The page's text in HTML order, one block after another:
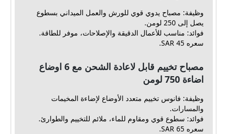
وظيفة: مصباح يدوي قوي للورش والعمل الميداني بسطوع
يصل إلى 250 لومن.
فوائد: مناسب للأعمال الدقيقة والإصلاحات، موفر للطاقة.
سعره 45 SAR.
مصباح تخييم قابل لاعادة الشحن مع 6 اوضاع
اضاءة 750 لومن
وظيفة: فانوس تخييم متعدد الأوضاع لإضاءة المخيمات
والمسارات.
فوائد: سطوع قوي ومقاوم للماء، ملائم للتخييم والطوارئ.
سعره 65 SAR.